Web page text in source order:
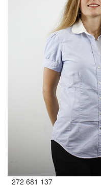
272 681 137